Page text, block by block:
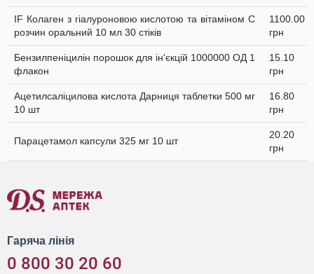
IF Колаген з гіалуроновою кислотою та вітаміном C
розчин оральний 10 мл 30 стіків
1100.00
грн
Бензилпеніцилін порошок для ін'єкцій 1000000 ОД 1
флакон
15.10
грн
Ацетилсаліцилова кислота Дарниця таблетки 500 мг
10 шт
16.80
грн
Парацетамол капсули 325 мг 10 шт
20.20
грн
Гаряча лінія
0 800 30 20 60